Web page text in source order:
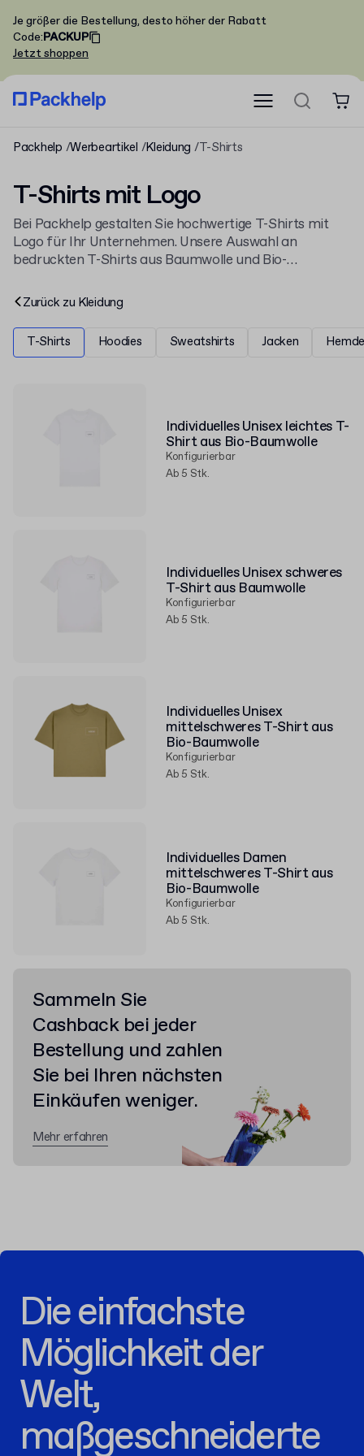
Je größer die Bestellung, desto höher der Rabatt
Code:PACKUP
Jetzt shoppen
Packhelp Werbeartikel Kleidung T-Shirts
T-Shirts mit Logo
Bei Packhelp gestalten Sie hochwertige T-Shirts mit
Logo für Ihr Unternehmen. Unsere Auswahl an
bedruckten T-Shirts aus Baumwolle und Bio-
für die Mitarbeiterausstattung. Entdecken Sie alle
Kleidung mit Logo
zahlreichen Farben und Schnitten.
Zurück zu Kleidung
T-Shirts Hoodies Sweatshirts Jacken
Individuelles Unisex leichtes T-
Shirt aus Bio-Baumwolle
Konfigurierbar
Ab 5 Stk.
Individuelles Unisex schweres
T-Shirt aus Baumwolle
Konfigurierbar
Ab 5 Stk.
Individuelles Unisex
mittelschweres T-Shirt aus
Bio-Baumwolle
Konfigurierbar
Ab 5 Stk.
Individuelles Damen
mittelschweres T-Shirt aus
Bio-Baumwolle
Konfigurierbar
Ab 5 Stk.
Sammeln Sie
Cashback bei jeder
Bestellung und zahlen
Sie bei Ihren nächsten
Einkäufen weniger.
Mehr erfahren
Die einfachste
Möglichkeit der
Welt,
maßgeschneiderte